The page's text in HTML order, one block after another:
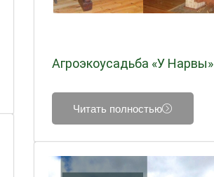
Агроэкоусадьба «У Нарвы»
Читать полностью